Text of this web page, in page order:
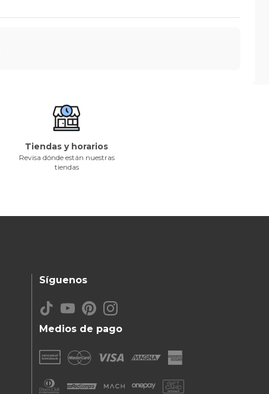
Tiendas y horarios
Revisa dónde están nuestras
tiendas
Medios de pago
Síguenos